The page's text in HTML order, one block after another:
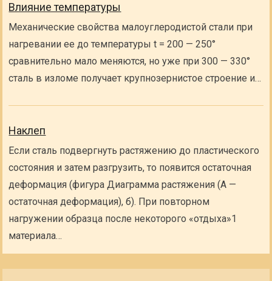
Влияние температуры
Механические свойства малоуглеродистой стали при
нагревании ее до температуры t = 200 — 250°
сравнительно мало меняются, но уже при 300 — 330°
сталь в изломе получает крупнозернистое строение и…
Наклеп
Если сталь подвергнуть растяжению до пластического
состояния и затем разгрузить, то появится остаточная
деформация (фигура Диаграмма растяжения (А —
остаточная деформация), б). При повторном
нагружении образца после некоторого «отдыха»1
материала…